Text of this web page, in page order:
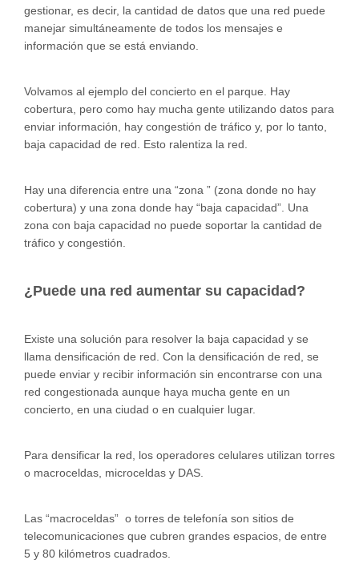
gestionar, es decir, la cantidad de datos que una red puede
manejar simultáneamente de todos los mensajes e
información que se está enviando.
Volvamos al ejemplo del concierto en el parque. Hay
cobertura, pero como hay mucha gente utilizando datos para
enviar información, hay congestión de tráfico y, por lo tanto,
baja capacidad de red. Esto ralentiza la red.
Hay una diferencia entre una “zona ” (zona donde no hay
cobertura) y una zona donde hay “baja capacidad”. Una
zona con baja capacidad no puede soportar la cantidad de
tráfico y congestión.
¿Puede una red aumentar su capacidad?
Existe una solución para resolver la baja capacidad y se
llama densificación de red. Con la densificación de red, se
puede enviar y recibir información sin encontrarse con una
red congestionada aunque haya mucha gente en un
concierto, en una ciudad o en cualquier lugar.
Para densificar la red, los operadores celulares utilizan torres
o macroceldas, microceldas y DAS.
Las “macroceldas” o torres de telefonía son sitios de
telecomunicaciones que cubren grandes espacios, de entre
5 y 80 kilómetros cuadrados.